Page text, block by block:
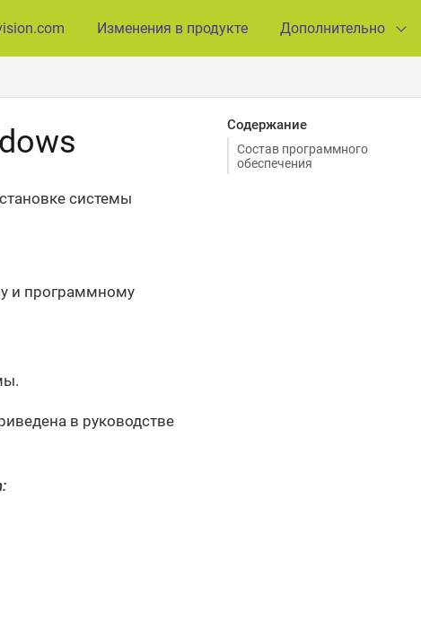
Изменения в продукте Дополнительно
Содержание
Состав программного
обеспечения
системы
и программному
в руководстве